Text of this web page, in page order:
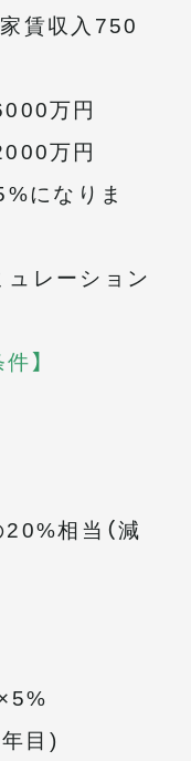
賃収入750
万円
万円
になりま
ュレーション
】
相当（減
目)